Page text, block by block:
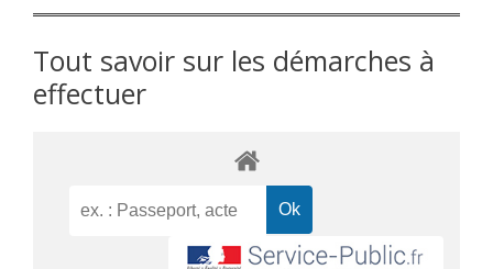
Tout savoir sur les démarches à
effectuer